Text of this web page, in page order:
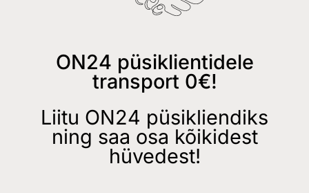
ON24 püsiklientidele
transport 0€!
Liitu ON24 püsikliendiks
ning saa osa kõikidest
hüvedest!